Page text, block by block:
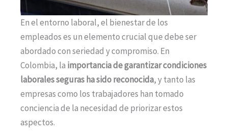
En el entorno laboral, el bienestar de los
empleados es un elemento crucial que debe ser
abordado con seriedad y compromiso. En
Colombia, la importancia de garantizar condiciones
laborales seguras ha sido reconocida, y tanto las
empresas como los trabajadores han tomado
conciencia de la necesidad de priorizar estos
aspectos.